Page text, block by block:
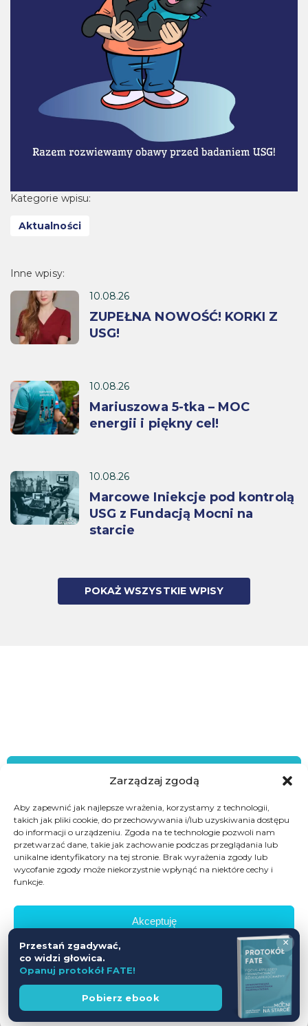
Zarządzaj zgodą
Aby zapewnić jak najlepsze wrażenia, korzystamy z technologii,
takich jak pliki cookie, do przechowywania i/lub uzyskiwania dostępu
do informacji o urządzeniu. Zgoda na te technologie pozwoli nam
przetwarzać dane, takie jak zachowanie podczas przeglądania lub
unikalne identyfikatory na tej stronie. Brak wyrażenia zgody lub
wycofanie zgody może niekorzystnie wpłynąć na niektóre cechy i
funkcje.
Akceptuję
Zobacz preferencje
Polityka prywatności
Kategorie wpisu:
Aktualności
Inne wpisy:
10.08.26
ZUPEŁNA NOWOŚĆ! KORKI Z
USG!
10.08.26
Mariuszowa 5-tka – MOC
energii i piękny cel!
10.08.26
Marcowe Iniekcje pod kontrolą
USG z Fundacją Mocni na
starcie
POKAŻ WSZYSTKIE WPISY
Bądź na bieżąco
Poznawaj nowości w ofercie szkoleń, konferencji i
życia Fundacji mocni na starcie.
Zapisz się do naszego newslettera:
Nie wysyłamy spamu
Zapisując się do newslettera akceptujeszPolitykę Prywatnościoraz
Wesprzyj
fundację
×
Przestań zgadywać,
co widzi głowica.
Opanuj protokół FATE!
Pobierz ebook